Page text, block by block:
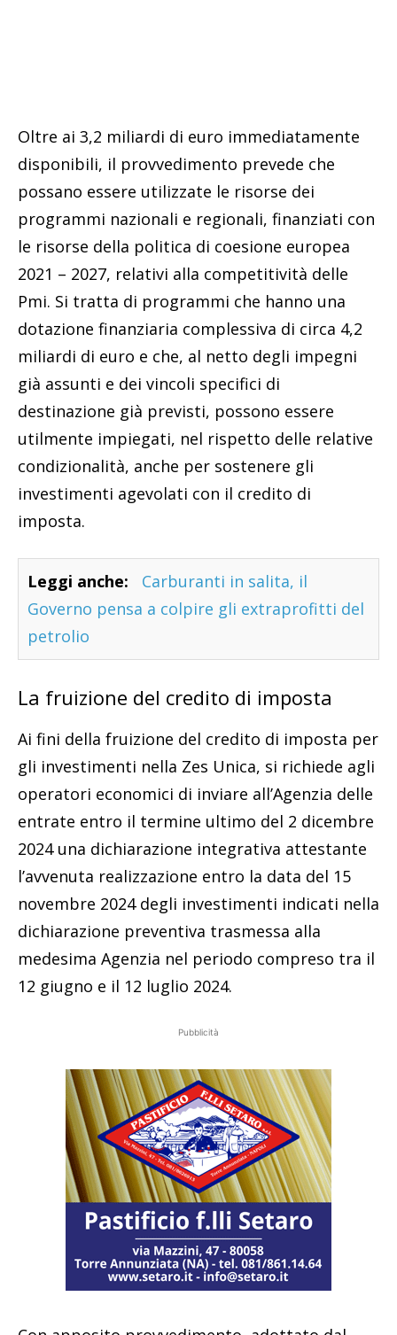
Oltre ai 3,2 miliardi di euro immediatamente
disponibili, il provvedimento prevede che
possano essere utilizzate le risorse dei
programmi nazionali e regionali, finanziati con
le risorse della politica di coesione europea
2021 – 2027, relativi alla competitività delle
Pmi. Si tratta di programmi che hanno una
dotazione finanziaria complessiva di circa 4,2
miliardi di euro e che, al netto degli impegni
già assunti e dei vincoli specifici di
destinazione già previsti, possono essere
utilmente impiegati, nel rispetto delle relative
condizionalità, anche per sostenere gli
investimenti agevolati con il credito di
imposta.
Leggi anche:
Carburanti in salita, il
Governo pensa a colpire gli extraprofitti del
petrolio
La fruizione del credito di imposta
Ai fini della fruizione del credito di imposta per
gli investimenti nella Zes Unica, si richiede agli
operatori economici di inviare all’Agenzia delle
entrate entro il termine ultimo del 2 dicembre
2024 una dichiarazione integrativa attestante
l’avvenuta realizzazione entro la data del 15
novembre 2024 degli investimenti indicati nella
dichiarazione preventiva trasmessa alla
medesima Agenzia nel periodo compreso tra il
12 giugno e il 12 luglio 2024.
Pubblicità